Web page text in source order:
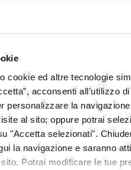
cookie ed altre tecnologie
acconsenti all’utilizzo
personalizzare la
al sito; oppure potrai
"Accetta selezionati".
la navigazione e saranno
Potrai modificare le tue
la possibilità
con menu